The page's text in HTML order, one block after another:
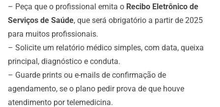
– Peça que o profissional emita o Recibo Eletrônico de
Serviços de Saúde, que será obrigatório a partir de 2025
para muitos profissionais.
– Solicite um relatório médico simples, com data, queixa
principal, diagnóstico e conduta.
– Guarde prints ou e-mails de confirmação de
agendamento, se o plano pedir prova de que houve
atendimento por telemedicina.